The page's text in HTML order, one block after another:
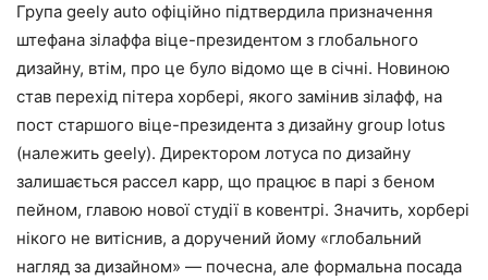
Група geely auto офіційно підтвердила призначення
штефана зілаффа віце-президентом з глобального
дизайну, втім, про це було відомо ще в січні. Новиною
став перехід пітера хорбері, якого замінив зілафф, на
пост старшого віце-президента з дизайну group lotus
(належить geely). Директором лотуса по дизайну
залишається рассел карр, що працює в парі з беном
пейном, главою нової студії в ковентрі. Значить, хорбері
нікого не витіснив, а доручений йому «глобальний
нагляд за дизайном» — почесна, але формальна посада